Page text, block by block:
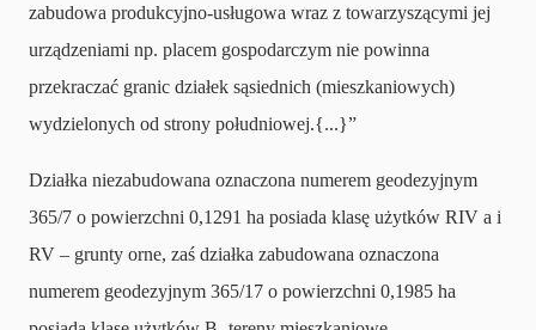
zabudowa produkcyjno-usługowa wraz z towarzyszącymi jej
urządzeniami np. placem gospodarczym nie powinna
przekraczać granic działek sąsiednich (mieszkaniowych)
wydzielonych od strony południowej.{...}”
Działka niezabudowana oznaczona numerem geodezyjnym
365/7 o powierzchni 0,1291 ha posiada klasę użytków RIV a i
RV – grunty orne, zaś działka zabudowana oznaczona
numerem geodezyjnym 365/17 o powierzchni 0,1985 ha